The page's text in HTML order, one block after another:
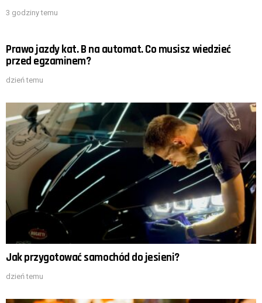
3 godziny temu
Prawo jazdy kat. B na automat. Co musisz wiedzieć
przed egzaminem?
dzień temu
Jak przygotować samochód do jesieni?
dzień temu